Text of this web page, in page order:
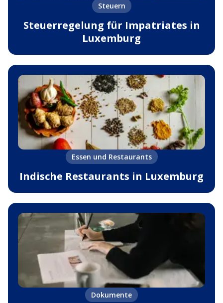
Steuern
Steuerregelung für Impatriates in
Luxemburg
Essen und Restaurants
Indische Restaurants in Luxemburg
Dokumente